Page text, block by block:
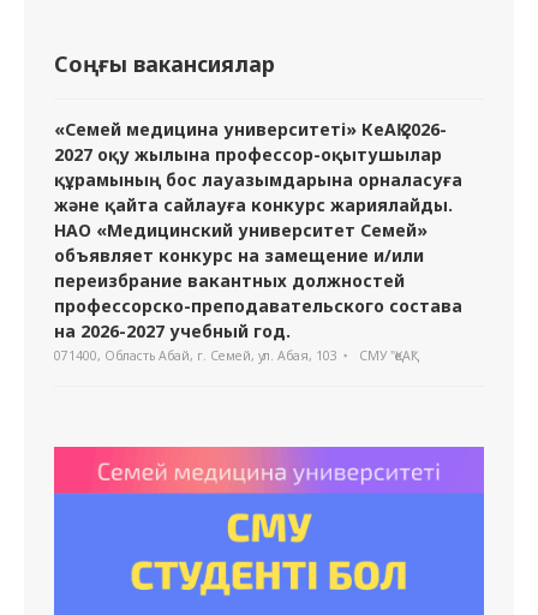
Соңғы вакансиялар
«Семей медицина университеті» КеАҚ 2026-
2027 оқу жылына профессор-оқытушылар
құрамының бос лауазымдарына орналасуға
және қайта сайлауға конкурс жариялайды.
НАО «Медицинский университет Семей»
объявляет конкурс на замещение и/или
переизбрание вакантных должностей
профессорско-преподавательского состава
на 2026-2027 учебный год.
071400, Область Абай, г. Семей, ул. Абая, 103 СМУ "ҚеАҚ"